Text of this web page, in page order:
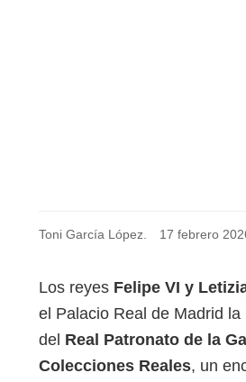
Toni García López. 17 febrero
Los reyes Felipe VI y
el Palacio Real de Madrid la
del Real Patronato de la
Colecciones Reales, un